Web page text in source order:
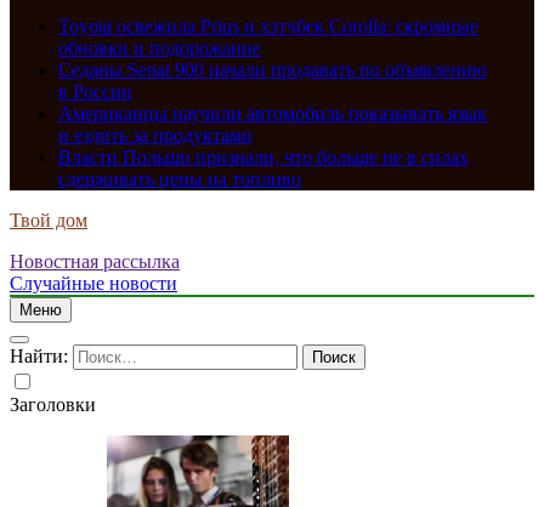
Toyota освежила Prius и хэтчбек Corolla: скромные
обновки и подорожание
Седаны Senat 900 начали продавать по объявлению
в России
Американцы научили автомобиль показывать язык
и ездить за продуктами
Власти Польши признали, что больше не в силах
сдерживать цены на топливо
Твой дом
Новостная рассылка
Случайные новости
Меню
Найти:
Заголовки